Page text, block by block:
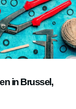
in Brussel,